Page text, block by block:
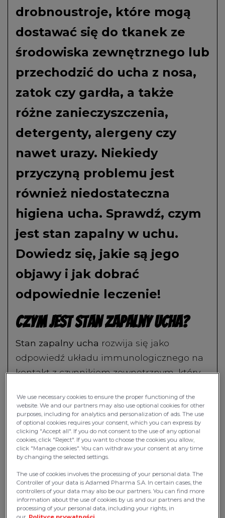
drobnoustroje, które mogą
dostawać się do tkanek ze
środowiska zewnętrznego lub
przechodzić do ucha z nosa,
zatok czy gardła, a także
różne zanieczyszczenia,
detergenty, alergeny czy
nawet urazy. Niekiedy
przyczyną problemu jest
również niedostateczna
higiena ucha. Sprawdź, czym
jest stan zapalny w uchu.
Dowiedz się, jakie są jego
objawy i jak dobrać
odpowiednie leczenie!
Czym jest stan zapalny ucha?
Stan zapalny ucha rozwija się jako
odpowiedź układu immunologicznego na
kontakt z czynnikiem zewnętrznym, który
To element mechanizmów odporności
wrodzonej, którego celem jest ochrona
organizmu przed niekorzystnymi
bodźcami:
żrącymi, detergentami,
biologicznymi, np. bakteriami,
wirusami, grzybami, pasożytami,
We use necessary cookies to ensure the proper functioning of the
website. We and our partners may also use optional cookies for other
purposes, including for analytics and personalization of ads. The use
of optional cookies requires your consent, which you can express by
clicking "Accept all". If you do not consent to the use of any optional
cookies, click "Reject". If you want to choose the cookies you allow,
click "Manage cookies". You can withdraw your consent at any time
by changing the selected settings.
The use of cookies involves the processing of your personal data. The
Controller of your data is Adamed Pharma S.A. In certain cases, the
controllers of your data may also be our partners. You can find more
information about the use of cookies by us and our partners and the
processing of your personal data, including your rights, in